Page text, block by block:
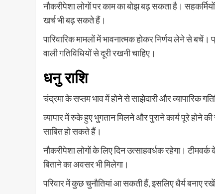
नौकरीपेशा लोगों पर काम का बोझ बढ़ सकता है।
खर्च भी बढ़ सकते हैं।
पारिवारिक मामलों में भावनात्मक होकर निर्णय लेने से
वाली गतिविधियों से दूरी रखनी चाहिए।
धनु राशि
चंद्रमा के सप्तम भाव में होने से साझेदारी और व्यापारिक
व्यापार में रुके हुए भुगतान मिलने और पुराने कार्य पूरे होने
साबित हो सकते हैं।
नौकरीपेशा लोगों के लिए दिन उत्साहवर्धक रहेगा।
बिताने का अवसर भी मिलेगा।
परिवार में कुछ चुनौतियां आ सकती हैं, इसलिए धैर्य बनाए